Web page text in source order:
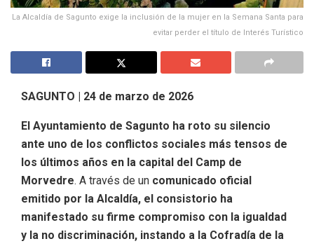
La Alcaldía de Sagunto exige la inclusión de la mujer en la Semana Santa para
evitar perder el título de Interés Turístico
SAGUNTO | 24 de marzo de 2026
El Ayuntamiento de Sagunto ha roto su silencio
ante uno de los conflictos sociales más tensos de
los últimos años en la capital del Camp de
Morvedre. A través de un comunicado oficial
emitido por la Alcaldía, el consistorio ha
manifestado su firme compromiso con la igualdad
y la no discriminación, instando a la Cofradía de la